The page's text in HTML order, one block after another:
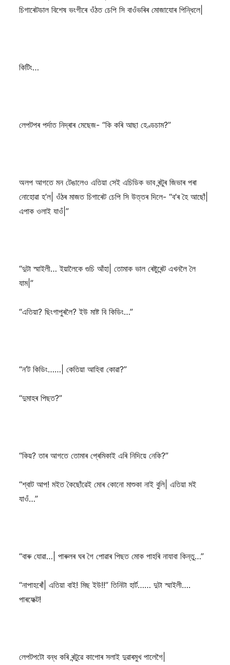
চিগাৰেটডাল বিশেষ ভংগীৰে ওঁঠত চেপি সি বাওঁভৰিৰ মোজাযোৰ পিন্ধিলে|
কিটিং…
লেপটপৰ পৰ্দাত নিদ্ৰাৰ মেছেজ- “কি কৰি আছা হেণ্ডচাম?”
অলপ আগতে মন টেঙালেও এতিয়া সেই এচিডিক ভাব ৰন্টুৰ জিভাৰ পৰা
নোহোৱা হ’ল| ওঁঠৰ মাজত চিগাৰেট চেপি সি উত্তৰ দিলে- “ব’ৰ হৈ আছোঁ|
এপাক ওলাই যাওঁ|”
“দুটা স্মাইলী… ইয়ালৈকে গুচি আঁহা| তোমাক ভাল ৰেষ্টুৰেন্ট এখনলৈ লৈ
যাম|”
“এতিয়া? ছিংগাপুৰলৈ? ইউ মাষ্ট বি কিডিং…”
“ন’ট কিডিং……| কেতিয়া আহিবা কোৱা?”
“দুমাহৰ পিছত?”
“কিয়? তাৰ আগতে তোমাৰ প্ৰেমিকাই এৰি নিদিয়ে নেকি?”
“শ্বাট আপ! মইত কৈছোঁৱেই মোৰ কোনো মাশুকা নাই বুলি| এতিয়া মই
যাওঁ…”
“বাৰু যোৱা…| পাৰুলৰ ঘৰ গৈ পোৱাৰ পিছত মোক পাহৰি নাযাবা কিন্তু…”
“নাপাহৰোঁ| এতিয়া বাই! মিছ ইউ!!” তিনিটা হাৰ্ট…… দুটা স্মাইলী….
পাৰফেক্ট!
লেপটপটো বন্ধ কৰি ৰন্টুৱে কাপোৰ সলাই দুৱাৰমুখ পালেগৈ|